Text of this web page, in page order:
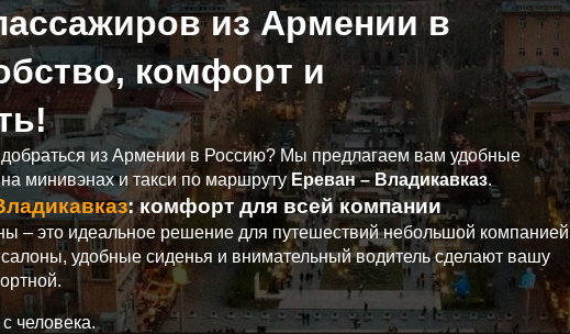
из Армении в
комфорт и
из Армении в Россию? Мы предлагаем вам удобные
минивэнах и такси по маршрутуЕреван – Владикавказ.
: комфорт для всей компании
– это идеальное решение для путешествий небольшой компанией
удобные сиденья и внимательный водитель сделают вашу
человека.